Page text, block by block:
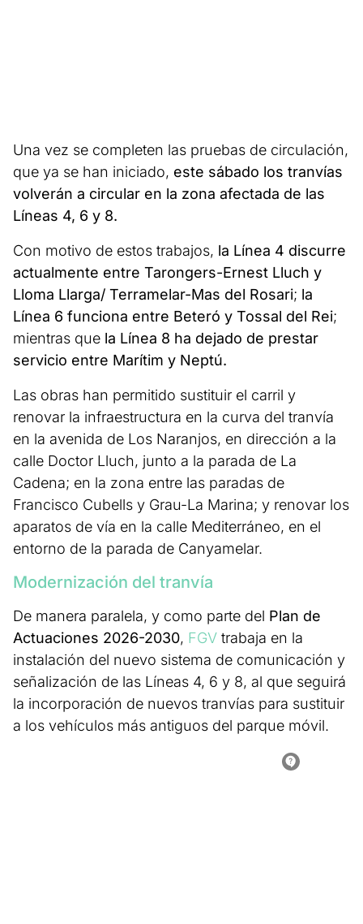
Una vez se completen las pruebas de circulación,
que ya se han iniciado, este sábado los tranvías
volverán a circular en la zona afectada de las
Líneas 4, 6 y 8.
Con motivo de estos trabajos, la Línea 4 discurre
actualmente entre Tarongers-Ernest Lluch y
Lloma Llarga/ Terramelar-Mas del Rosari; la
Línea 6 funciona entre Beteró y Tossal del Rei;
mientras que la Línea 8 ha dejado de prestar
servicio entre Marítim y Neptú.
Las obras han permitido sustituir el carril y
renovar la infraestructura en la curva del tranvía
en la avenida de Los Naranjos, en dirección a la
calle Doctor Lluch, junto a la parada de La
Cadena; en la zona entre las paradas de
Francisco Cubells y Grau-La Marina; y renovar los
aparatos de vía en la calle Mediterráneo, en el
entorno de la parada de Canyamelar.
Modernización del tranvía
De manera paralela, y como parte del Plan de
Actuaciones 2026-2030, FGV trabaja en la
instalación del nuevo sistema de comunicación y
señalización de las Líneas 4, 6 y 8, al que seguirá
la incorporación de nuevos tranvías para sustituir
a los vehículos más antiguos del parque móvil.